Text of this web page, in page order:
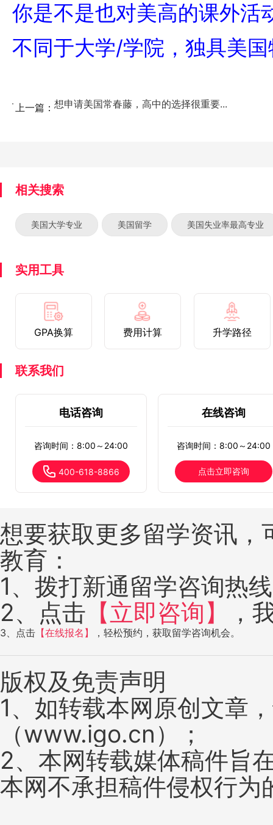
你是不是也对美高的课外活
不同于大学/学院，独具美
上一篇： 想申请美国常春藤，高中的选择很重要...
相关搜索
美国大学专业 美国留学 美国失业率最高专业
实用工具
GPA换算 费用计算 升学路径
联系我们
电话咨询
咨询时间：8:00～24:00
400-618-8866
在线咨询
咨询时间：8:00～24:00
点击立即咨询
想要获取更多留学资讯
教育：
1、拨打新通留学咨询热
2、点击 【立即咨询】 ，
3、点击 【在线报名】 ，轻松预约，获取留学咨询机会。
版权及免责声明
1、如转载本网原创文章
（www.igo.cn）；
2、本网转载媒体稿件旨
本网不承担稿件侵权行为